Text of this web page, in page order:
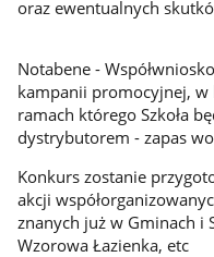
oraz ewentualnych
Notabene -
kampanii promocyjnej,
ramach którego Szkoła
dystrybutorem - zapas
Konkurs zostanie
akcji
znanych już w Gminach i
Wzorowa Łazienka, etc